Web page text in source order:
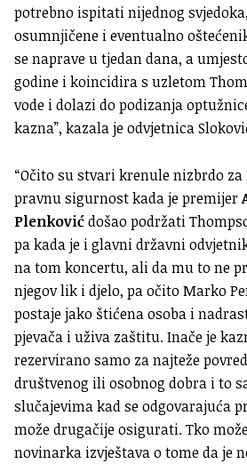
potrebno ispitati nijednog
osumnjičene i eventualno
se naprave u tjedan dana, a
godine i koincidira s uzletom
vode i dolazi do podizanja
kazna”, kazala je odvjetnica
“Očito su stvari krenule nizbrdo
pravnu sigurnost kada je premijer
Plenkovićdošao podržati
pa kada je i glavni državni
na tom koncertu, ali da mu to ne
njegov lik i djelo, pa očito Marko
postaje jako štićena osoba i
pjevača i uživa zaštitu. Inače je
rezervirano samo za najteže
društvenog ili osobnog dobra i to
slučajevima kad se odgovarajuća
može drugačije osigurati. Tko
novinarka izvještava o tome da je